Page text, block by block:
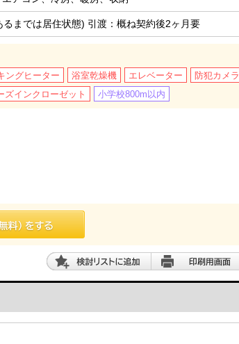
までは居住状態) 引渡：概ね契約後2ヶ月要
ングヒーター 浴室乾燥機 エレベーター
防犯カメラ
ズインクローゼット 小学校800m以内